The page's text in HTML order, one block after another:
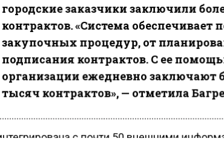
городские заказчики заключили
контрактов. «Система обеспечивает
закупочных процедур, от
подписания контрактов. С ее
организации ежедневно заключают
тысяч контрактов», — отметила
с почти 50 внешними